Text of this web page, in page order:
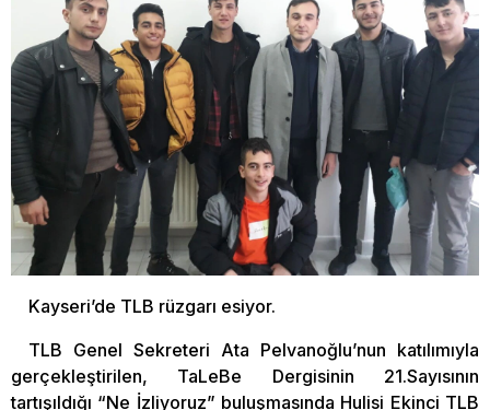
Kayseri’de TLB rüzgarı esiyor.
TLB Genel Sekreteri Ata Pelvanoğlu’nun katılımıyla
gerçekleştirilen, TaLeBe Dergisinin 21.Sayısının
tartışıldığı “Ne İzliyoruz” buluşmasında Hulisi Ekinci TLB